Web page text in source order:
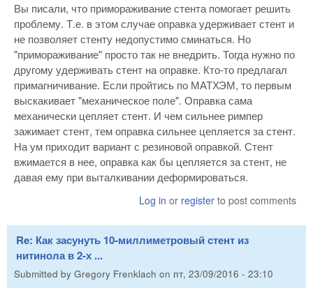
Вы писали, что примораживание стента помогает решить
проблему. Т.е. в этом случае оправка удерживает стент и
не позволяет стенту недопустимо сминаться. Но
"примораживание" просто так не внедрить. Тогда нужно по
другому удерживать стент на оправке. Кто-то предлагал
примагничивание. Если пройтись по МАТХЭМ, то первым
выскакивает "механическое поле". Оправка сама
механически цепляет стент. И чем сильнее римпер
зажимает стент, тем оправка сильнее цепляется за стент.
На ум приходит вариант с резиновой оправкой. Стент
вжимается в нее, оправка как бы цепляется за стент, не
давая ему при выталкивании деформироваться.
Log in or register to post comments
Re: Как засунуть 10-миллиметровый стент из
нитинола в 2-х ...
Submitted by Gregory Frenklach on пт, 23/09/2016 - 23:10